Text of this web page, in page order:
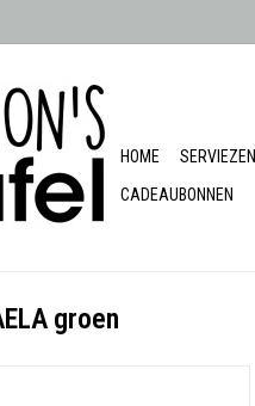
HOME SERVIEZEN
CADEAUBONNEN
groen